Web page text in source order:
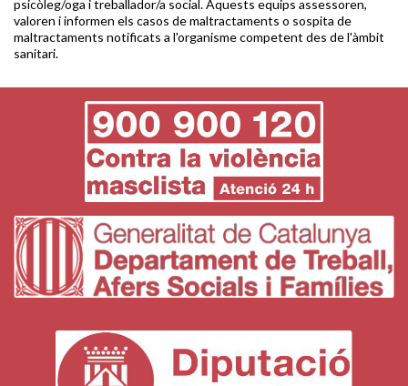
psicòleg/oga i treballador/a social. Aquests equips assessoren,
valoren i informen els casos de maltractaments o sospita de
maltractaments notificats a l'organisme competent des de l'àmbit
sanitari.